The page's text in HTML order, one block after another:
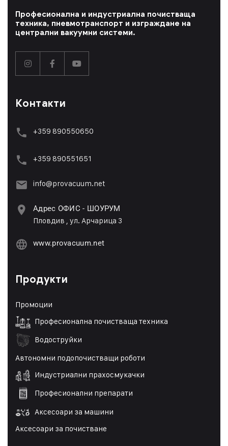
Професионална и индустриална почистваща
техника, пневмотранспорт и изграждане на
централни вакуумни системи.
Контакти
+359 890550650
+359 890551651
info@provacuum.net
Адрес ОФИС - ШОУРУМ
Пловдив , ул. Арчарица 3
www.provacuum.net
Продукти
Промоции
Професионална почистваща техника
Водоструйки
Автономни подопочистващи роботи
Индустриални прахосмукачки
Професионални препарати
Аксесоари за машини
Аксесоари за почистване